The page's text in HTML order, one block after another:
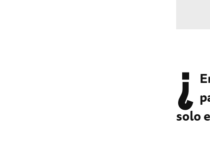
¿
solo